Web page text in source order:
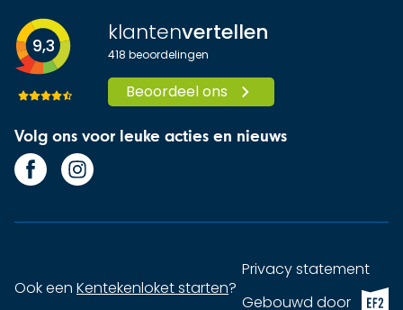
9,3 klantenvertellen
418 beoordelingen
Beoordeel ons
Volg ons voor leuke acties en nieuws
Ook een Kentekenloket starten?
Privacy statement
Gebouwd doorEF2